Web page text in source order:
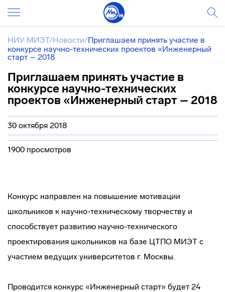
НИУ МИЭТ/Новости/Приглашаем принять участие в
конкурсе научно-технических проектов «Инженерный
старт – 2018
Приглашаем принять участие в
конкурсе научно-технических
проектов «Инженерный старт – 2018
30 октября 2018
1900 просмотров
Конкурс направлен на повышение мотивации
школьников к научно-техническому творчеству и
способствует развитию научно-технического
проектирования школьников на базе ЦТПО МИЭТ с
участием ведущих университетов г. Москвы.
Проводится конкурс «Инженерный старт» будет 24